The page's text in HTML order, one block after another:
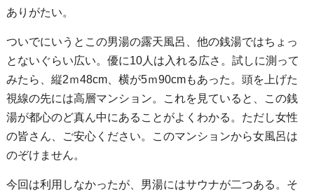
ありがたい。
ついでにいうとこの男湯の露天風呂、他の銭湯ではちょっ
とないぐらい広い。優に10人は入れる広さ。試しに測って
みたら、縦2ｍ48cm、横が5ｍ90cmもあった。頭を上げた
視線の先には高層マンション。これを見ていると、この銭
湯が都心のど真ん中にあることがよくわかる。ただし女性
の皆さん、ご安心ください。このマンションから女風呂は
のぞけません。
今回は利用しなかったが、男湯にはサウナが二つある。そ